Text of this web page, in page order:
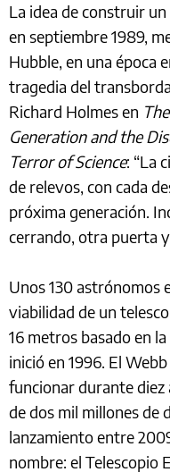
La idea de construir
en septiembre 1989,
Hubble, en una época
tragedia del
Richard Holmes en
Generation and the
Terror of Science: “La
de relevos, con cada
próxima generación.
cerrando, otra puerta
Unos 130 astrónomos
viabilidad de un
16 metros basado en
inició en 1996. El
funcionar durante
de dos mil millones de
lanzamiento entre
nombre: el Telescopio